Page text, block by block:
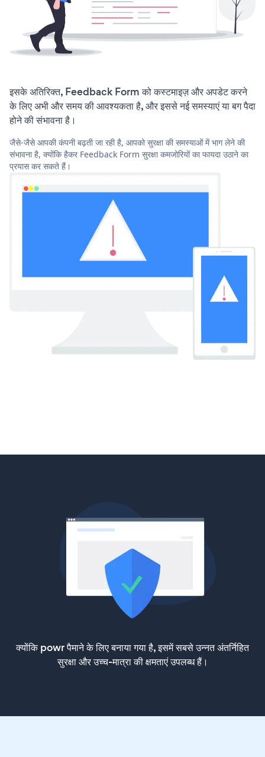
इसके अतिरिक्त, Feedback Form को कस्टमाइज़ और अपडेट करने
के लिए अभी और समय की आवश्यकता है, और इससे नई समस्याएं या बग पैदा
होने की संभावना है।
जैसे-जैसे आपकी कंपनी बढ़ती जा रही है, आपको सुरक्षा की समस्याओं में भाग लेने की
संभावना है, क्योंकि हैकर Feedback Form सुरक्षा कमजोरियों का फायदा उठाने का
प्रयास कर सकते हैं।
क्योंकि powr पैमाने के लिए बनाया गया है, इसमें सबसे उन्नत अंतर्निहित
सुरक्षा और उच्च-मात्रा की क्षमताएं उपलब्ध हैं।